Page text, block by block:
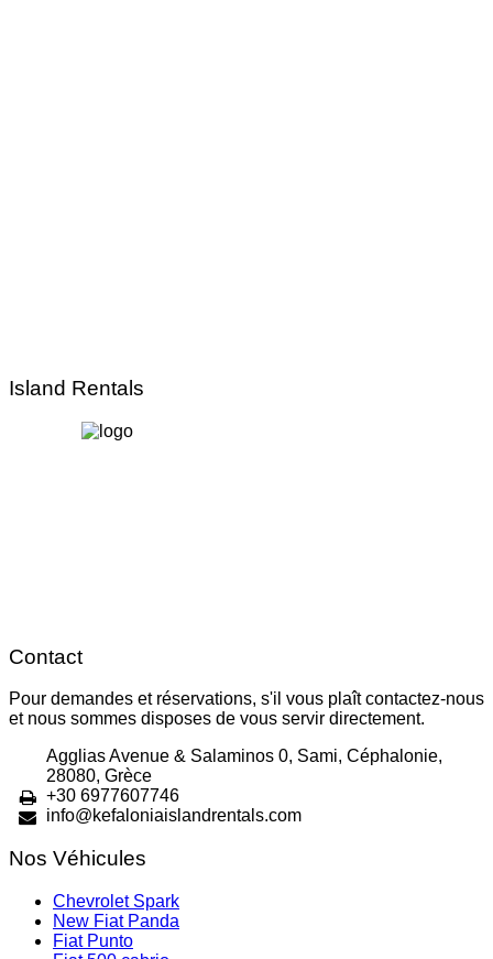
Island Rentals
Contact
Pour demandes et réservations, s'il vous plaît contactez-nous
et nous sommes disposes de vous servir directement.
Agglias Avenue & Salaminos 0, Sami, Céphalonie,
28080, Grèce
+30 6977607746
info@kefaloniaislandrentals.com
Nos Véhicules
Chevrolet Spark
New Fiat Panda
Fiat Punto